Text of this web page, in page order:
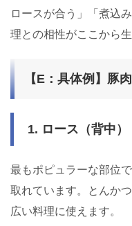
ロースが合う」「煮込
理との相性がここから生
【E：具体例】豚
1. ロース（背中）
最もポピュラーな部位
取れています。とんか
広い料理に使えます。